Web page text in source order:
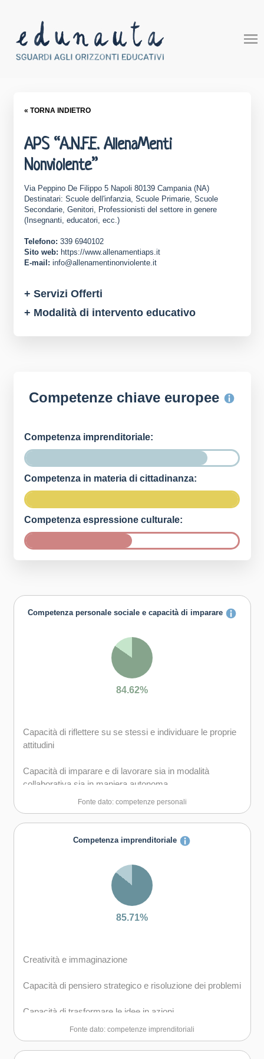
« TORNA INDIETRO
APS “A.N.F.E. AllenaMenti
Nonviolente”
Via Peppino De Filippo 5 Napoli 80139 Campania (NA)
Destinatari: Scuole dell'infanzia, Scuole Primarie, Scuole
Secondarie, Genitori, Professionisti del settore in genere
(Insegnanti, educatori, ecc.)
Telefono: 339 6940102
Sito web: https://www.allenamentiaps.it
E-mail: info@allenamentinonviolente.it
+ Servizi Offerti
+ Modalità di intervento educativo
Competenze chiave europee
Competenza imprenditoriale:
Competenza in materia di cittadinanza:
Competenza espressione culturale:
Competenza personale sociale e capacità di imparare
84.62%
Capacità di riflettere su se stessi e individuare le proprie
attitudini
Capacità di imparare e di lavorare sia in modalità
collaborativa sia in maniera autonoma
Capacità di comunicare costruttivamente in ambienti
Capacità di creare fiducia e provare empatia
Capacità di esprimere e comprendere punti di vista
Capacità di gestire il proprio apprendimento e la propria
Capacità di mantenersi resilienti
Fonte dato: competenze personali
Competenza imprenditoriale
85.71%
Creatività e immaginazione
Capacità di pensiero strategico e risoluzione dei problemi
Capacità di trasformare le idee in azioni
Fonte dato: competenze imprenditoriali